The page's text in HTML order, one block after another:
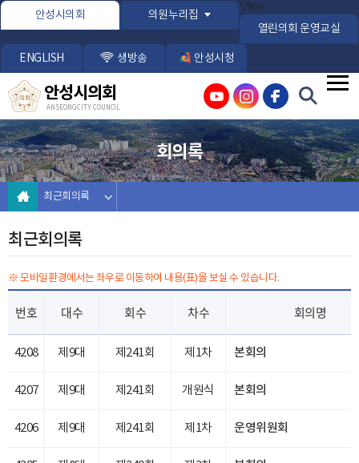
본문바로가기
안성시의회 의원누리집
*/%>
열린의회 운영교실
ENGLISH 생방송 안성시청
안성시의회
ANSEONG CITY COUNCIL
회의록
최근회의록
최근회의록
※ 모바일환경에서는 좌우로 이동하여 내용(표)을 보실 수 있습니다.
번호 대수 회수 차수 회의명
4208 제9대 제241회 제1차 본회의
4207 제9대 제241회 개원식 본회의
4206 제9대 제241회 제1차 운영위원회